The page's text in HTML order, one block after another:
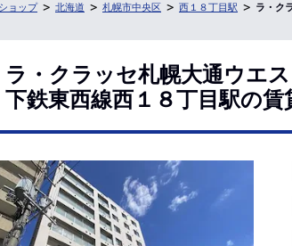
ョップ 北海道 札幌市中央区 西１８丁目駅 ラ・ク
ラ・クラッセ札幌大通ウエ
下鉄東西線西１８丁目駅の賃